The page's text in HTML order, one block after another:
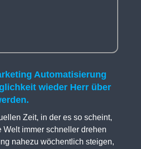
Automatisierung
wieder Herr über
Zeit, in der es so scheint,
Welt immer schneller drehen
nahezu wöchentlich steigen,